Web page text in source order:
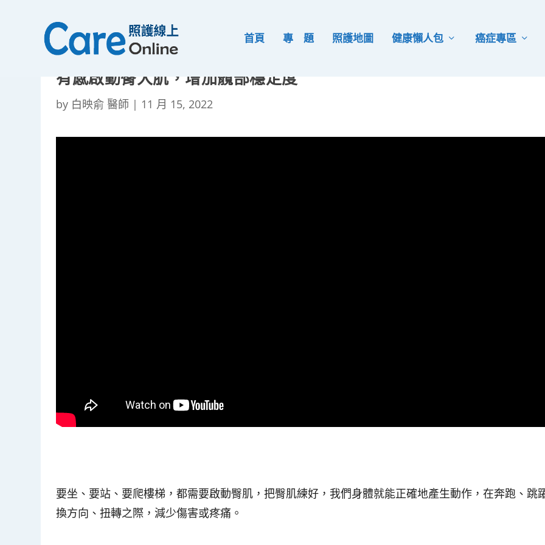
首頁 專 題 照護地圖 健康懶人包 癌症專區
有感啟動臀大肌，增加髖部穩定度
by 白映俞 醫師 | 11 月 15, 2022
要坐、要站、要爬樓梯，都需要啟動臀肌，把臀肌練好，我們身體就能正確地產生動作，在奔跑、跳
換方向、扭轉之際，減少傷害或疼痛。